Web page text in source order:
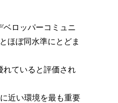
ロッパーコミュニ
ほぼ同水準にとどま
れていると評価され
近い環境を最も重要